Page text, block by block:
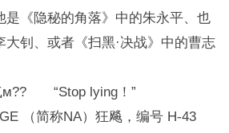
是《隐秘的角落》中的朱永平、也
大钊、或者《扫黑·决战》中的曹志
м?? “Stop lying！”
（简称NA）狂飚，编号 H-43